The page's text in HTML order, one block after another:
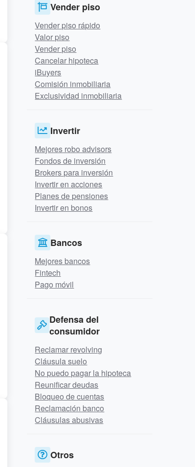
Vender piso
Vender piso rápido
Valor piso
Vender piso
Cancelar hipoteca
iBuyers
Comisión inmobiliaria
Exclusividad inmobiliaria
Invertir
Mejores robo advisors
Fondos de inversión
Brokers para inversión
Invertir en acciones
Planes de pensiones
Invertir en bonos
Bancos
Mejores bancos
Fintech
Pago móvil
Defensa del
consumidor
Reclamar revolving
Cláusula suelo
No puedo pagar la hipoteca
Reunificar deudas
Bloqueo de cuentas
Reclamación banco
Cláusulas abusivas
Otros